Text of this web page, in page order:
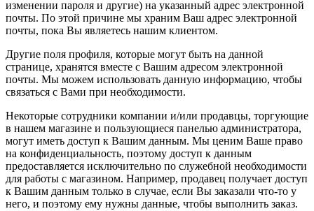
изменении пароля и другие) на указанный адрес электронной
почты. По этой причине мы храним Ваш адрес электронной
почты, пока Вы являетесь нашим клиентом.
Другие поля профиля, которые могут быть на данной
странице, хранятся вместе с Вашим адресом электронной
почты. Мы можем использовать данную информацию, чтобы
связаться с Вами при необходимости.
Некоторые сотрудники компании и/или продавцы, торгующие
в нашем магазине и пользующиеся панелью администратора,
могут иметь доступ к Вашим данным. Мы ценим Ваше право
на конфиденциальность, поэтому доступ к данным
предоставляется исключительно по служебной необходимости
для работы с магазином. Например, продавец получает доступ
к Вашим данным только в случае, если Вы заказали что-то у
него, и поэтому ему нужны данные, чтобы выполнить заказ.